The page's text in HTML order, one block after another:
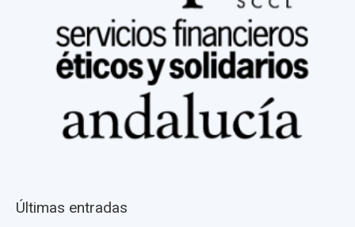
Últimas entradas